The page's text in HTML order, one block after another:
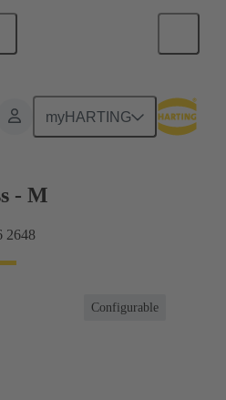
myHARTING
- M
2648
Configurable